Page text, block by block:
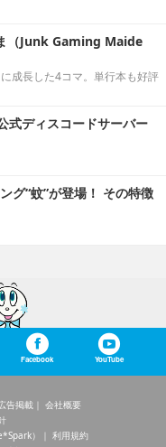
（Junk Gaming Maide
成長した4コマ。単行本も好評
ディスコードサーバー
グ“蚊”が登場！ その特徴
Facebook YouTube
告掲載
会社概要
）
利用規約